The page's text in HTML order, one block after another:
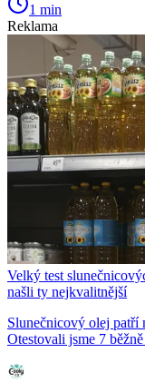
1 min
Reklama
Velký test
našli ty nejkvalitnější
Slunečnicový olej patří
Otestovali jsme 7